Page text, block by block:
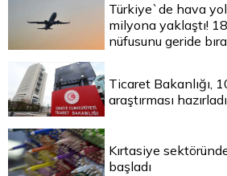
Türkiye`de hava
milyona yaklaştı!
nüfusunu geride
Ticaret Bakanlığı,
araştırması hazırladı
Kırtasiye
başladı